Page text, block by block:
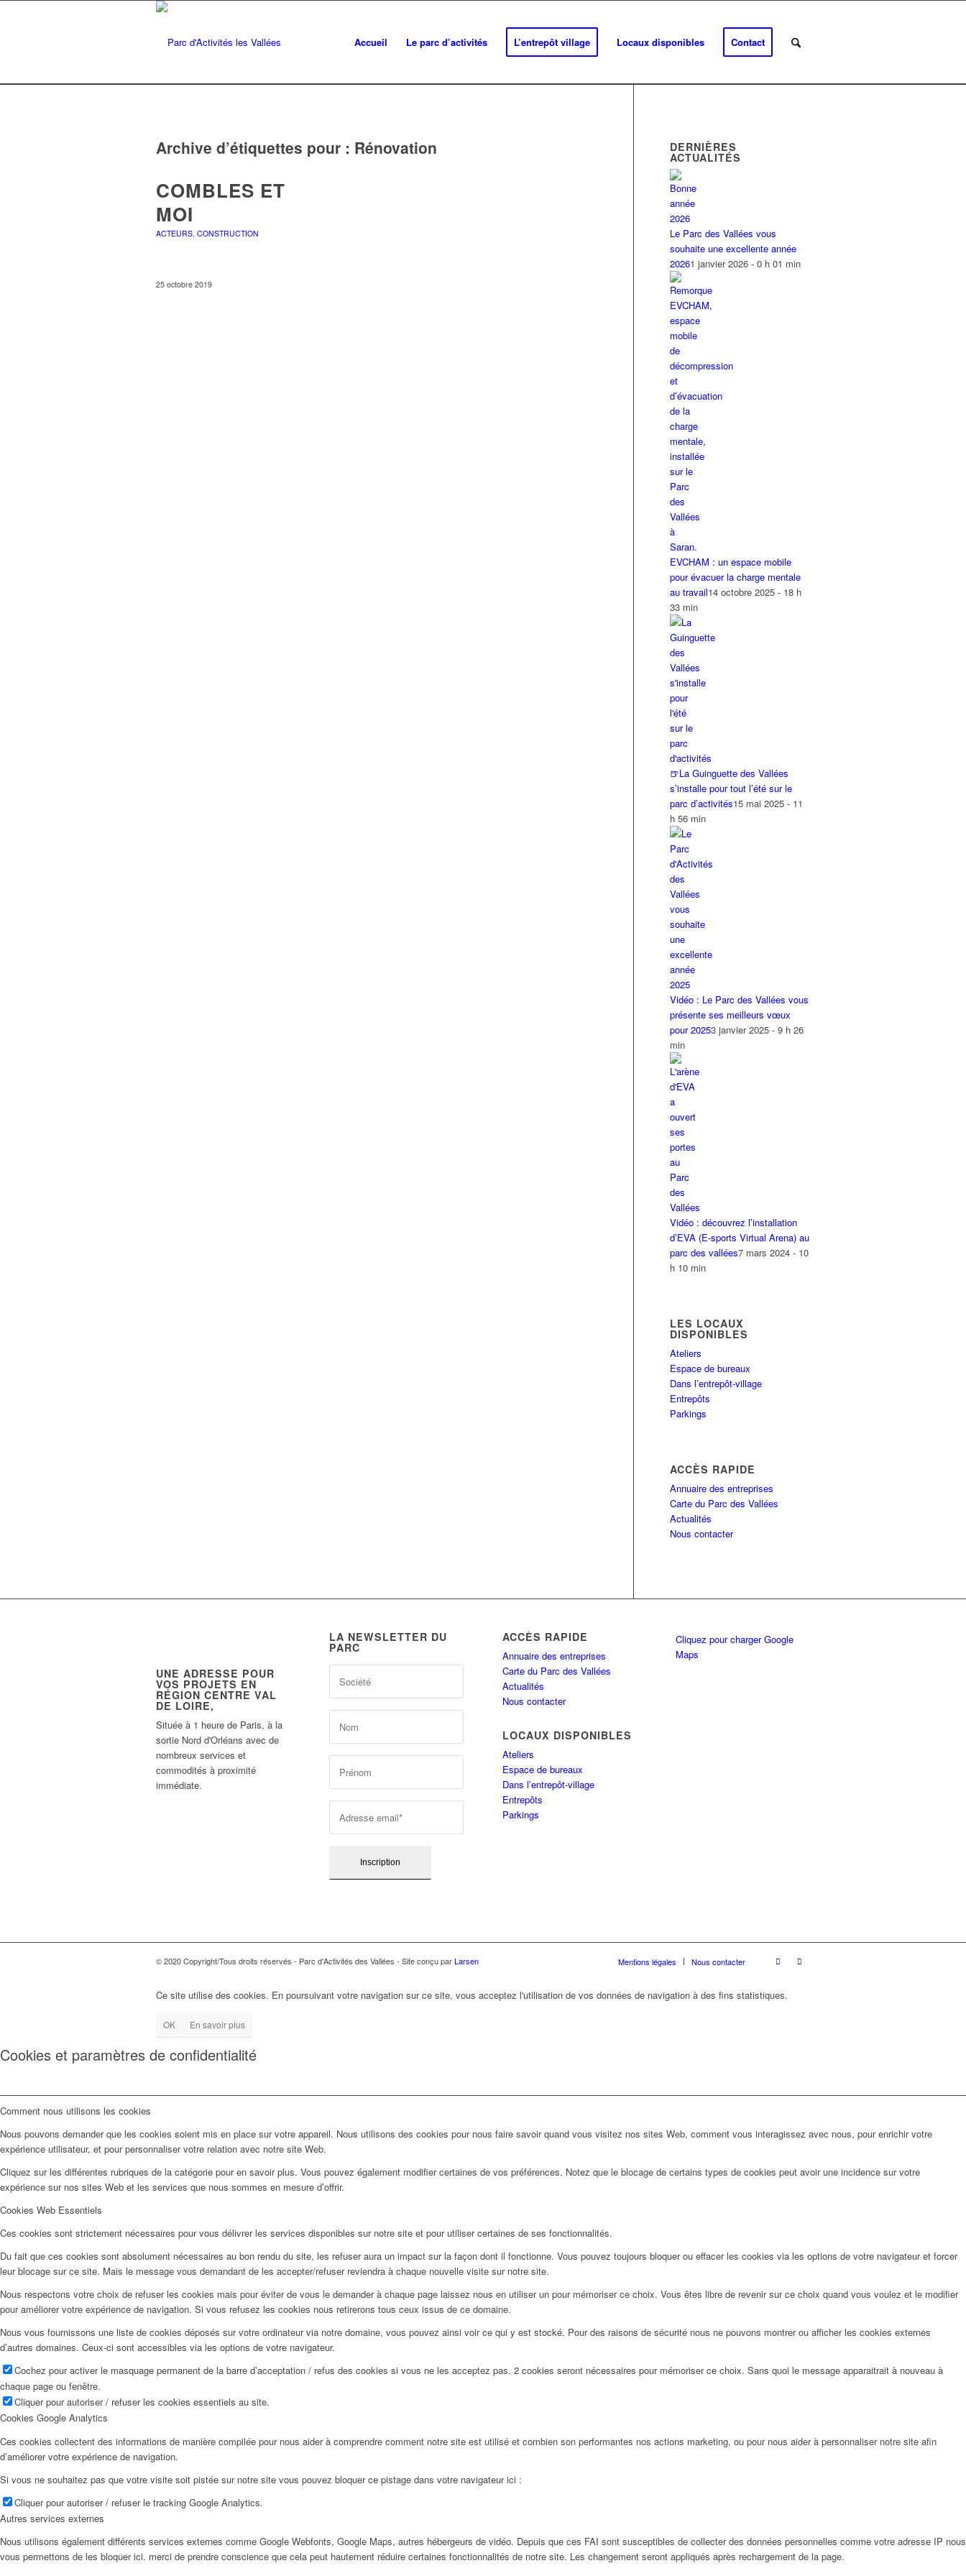
Accueil Le parc d’activités L’entrepôt village Locaux disponibles Contact
Archive d’étiquettes pour : Rénovation
COMBLES ET
MOI
ACTEURS, CONSTRUCTION
25 octobre 2019
DERNIÈRES
ACTUALITÉS
Le Parc des Vallées vous
souhaite une excellente année
20261 janvier 2026 - 0 h 01 min
EVCHAM : un espace mobile
pour évacuer la charge mentale
au travail14 octobre 2025 - 18 h
33 min
🍺La Guinguette des Vallées
s’installe pour tout l’été sur le
parc d’activités15 mai 2025 - 11
h 56 min
Vidéo : Le Parc des Vallées vous
présente ses meilleurs vœux
pour 20253 janvier 2025 - 9 h 26
min
Vidéo : découvrez l’installation
d’EVA (E-sports Virtual Arena) au
parc des vallées7 mars 2024 - 10
h 10 min
LES LOCAUX
DISPONIBLES
Ateliers
Espace de bureaux
Dans l’entrepôt-village
Entrepôts
Parkings
ACCÈS RAPIDE
Annuaire des entreprises
Carte du Parc des Vallées
Actualités
Nous contacter
UNE ADRESSE POUR
VOS PROJETS EN
RÉGION CENTRE VAL
DE LOIRE,
Située à 1 heure de Paris, à la
sortie Nord d'Orléans avec de
nombreux services et
commodités à proximité
immédiate.
LA NEWSLETTER DU
PARC
ACCÈS RAPIDE
Annuaire des entreprises
Carte du Parc des Vallées
Actualités
Nous contacter
LOCAUX DISPONIBLES
Ateliers
Espace de bureaux
Dans l’entrepôt-village
Entrepôts
Parkings
Cliquez pour charger Google
Maps
© 2020 Copyright/Tous droits réservés - Parc d'Activités des Vallées - Site conçu parLarsen Mentions légales Nous contacter
Ce site utilise des cookies. En poursuivant votre navigation sur ce site, vous acceptez l'utilisation de vos données de navigation à des fins statistiques.
OK En savoir plus
Cookies et paramètres de confidentialité
Comment nous utilisons les cookies
Nous pouvons demander que les cookies soient mis en place sur votre appareil. Nous utilisons des cookies pour nous faire savoir quand vous visitez nos sites Web, comment vous interagissez avec nous, pour enrichir votre
expérience utilisateur, et pour personnaliser votre relation avec notre site Web.
Cliquez sur les différentes rubriques de la catégorie pour en savoir plus. Vous pouvez également modifier certaines de vos préférences. Notez que le blocage de certains types de cookies peut avoir une incidence sur votre
expérience sur nos sites Web et les services que nous sommes en mesure d’offrir.
Cookies Web Essentiels
Ces cookies sont strictement nécessaires pour vous délivrer les services disponibles sur notre site et pour utiliser certaines de ses fonctionnalités.
Du fait que ces cookies sont absolument nécessaires au bon rendu du site, les refuser aura un impact sur la façon dont il fonctionne. Vous pouvez toujours bloquer ou effacer les cookies via les options de votre navigateur et forcer
leur blocage sur ce site. Mais le message vous demandant de les accepter/refuser reviendra à chaque nouvelle visite sur notre site.
Nous respectons votre choix de refuser les cookies mais pour éviter de vous le demander à chaque page laissez nous en utiliser un pour mémoriser ce choix. Vous êtes libre de revenir sur ce choix quand vous voulez et le modifier
pour améliorer votre expérience de navigation. Si vous refusez les cookies nous retirerons tous ceux issus de ce domaine.
Nous vous fournissons une liste de cookies déposés sur votre ordinateur via notre domaine, vous pouvez ainsi voir ce qui y est stocké. Pour des raisons de sécurité nous ne pouvons montrer ou afficher les cookies externes
d’autres domaines. Ceux-ci sont accessibles via les options de votre navigateur.
Cochez pour activer le masquage permanent de la barre d’acceptation / refus des cookies si vous ne les acceptez pas. 2 cookies seront nécessaires pour mémoriser ce choix. Sans quoi le message apparaitrait à nouveau à
chaque page ou fenêtre.
Cliquer pour autoriser / refuser les cookies essentiels au site.
Cookies Google Analytics
Ces cookies collectent des informations de manière compilée pour nous aider à comprendre comment notre site est utilisé et combien son performantes nos actions marketing, ou pour nous aider à personnaliser notre site afin
d’améliorer votre expérience de navigation.
Si vous ne souhaitez pas que votre visite soit pistée sur notre site vous pouvez bloquer ce pistage dans votre navigateur ici :
Cliquer pour autoriser / refuser le tracking Google Analytics.
Autres services externes
Nous utilisons également différents services externes comme Google Webfonts, Google Maps, autres hébergeurs de vidéo. Depuis que ces FAI sont susceptibles de collecter des données personnelles comme votre adresse IP nous
vous permettons de les bloquer ici. merci de prendre conscience que cela peut hautement réduire certaines fonctionnalités de notre site. Les changement seront appliqués après rechargement de la page.